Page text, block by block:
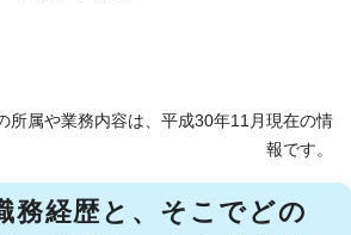
所属や業務内容は、平成30年11月現在の情
報です。
務経歴と、そこでどの